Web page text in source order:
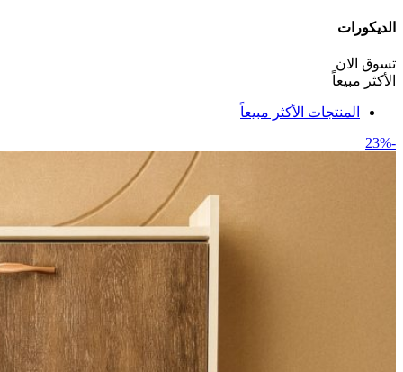
الديكورات
تسوق الان
الأكثر مبيعاً
المنتجات الأكثر مبيعاً
-23%